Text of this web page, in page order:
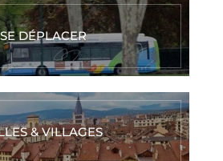
SE DÉPLACER
& VILLAGES